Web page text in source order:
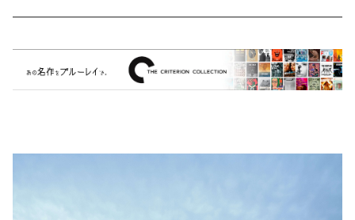
MARVEL・DC
Bill Callahan
細野晴臣